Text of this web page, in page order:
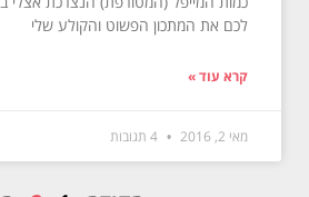
לכם את המתכון הפשוט והקולע שלי
קרא עוד »
מאי 2, 2016